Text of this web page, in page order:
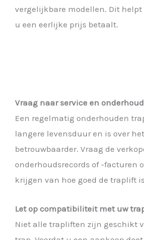
vergelijkbare modellen. Dit helpt
u een eerlijke prijs betaalt.
Vraag naar service en onderhoud
Een regelmatig onderhouden
langere levensduur en is over
betrouwbaarder. Vraag de
onderhoudsrecords of -facturen
krijgen van hoe goed de traplift
Let op compatibiliteit met uw
Niet alle trapliften zijn geschikt